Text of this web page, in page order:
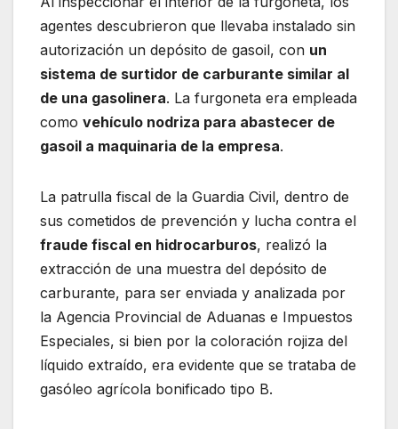
agentes descubrieron que llevaba instalado sin
autorización un depósito de gasoil, con un
sistema de surtidor de carburante similar al
de una gasolinera. La furgoneta era empleada
como vehículo nodriza para abastecer de
gasoil a maquinaria de la empresa.
La patrulla fiscal de la Guardia Civil, dentro de
sus cometidos de prevención y lucha contra el
fraude fiscal en hidrocarburos, realizó la
extracción de una muestra del depósito de
carburante, para ser enviada y analizada por
la Agencia Provincial de Aduanas e Impuestos
Especiales, si bien por la coloración rojiza del
líquido extraído, era evidente que se trataba de
gasóleo agrícola bonificado tipo B.